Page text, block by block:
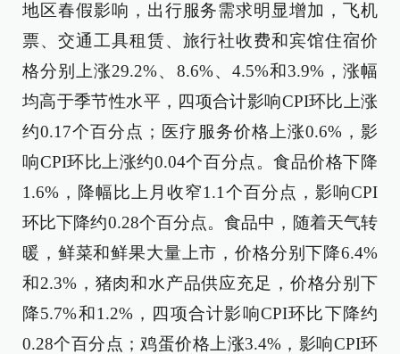
地区春假影响，出行服务需求明显增加，飞机
票、交通工具租赁、旅行社收费和宾馆住宿价
格分别上涨29.2%、8.6%、4.5%和3.9%，涨幅
均高于季节性水平，四项合计影响CPI环比上涨
约0.17个百分点；医疗服务价格上涨0.6%，影
响CPI环比上涨约0.04个百分点。食品价格下降
1.6%，降幅比上月收窄1.1个百分点，影响CPI
环比下降约0.28个百分点。食品中，随着天气转
暖，鲜菜和鲜果大量上市，价格分别下降6.4%
和2.3%，猪肉和水产品供应充足，价格分别下
降5.7%和1.2%，四项合计影响CPI环比下降约
0.28个百分点；鸡蛋价格上涨3.4%，影响CPI环